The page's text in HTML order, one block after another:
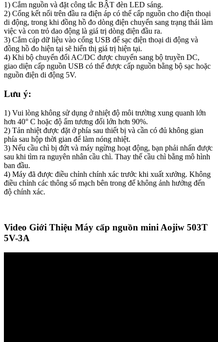
1) Cắm nguồn và đặt công tắc BẬT đèn LED sáng.
2) Cổng kết nối trên đầu ra điện áp có thể cấp nguồn cho điện thoại
di động, trong khi đồng hồ đo dòng điện chuyển sang trạng thái làm
việc và con trỏ dao động là giá trị dòng điện đầu ra.
3) Cắm cáp dữ liệu vào cổng USB để sạc điện thoại di động và
đồng hồ đo hiện tại sẽ hiển thị giá trị hiện tại.
4) Khi bộ chuyển đổi AC/DC được chuyển sang bộ truyền DC,
giao diện cấp nguồn USB có thể được cấp nguồn bằng bộ sạc hoặc
nguồn điện di động 5V.
Lưu ý:
1) Vui lòng không sử dụng ở nhiệt độ môi trường xung quanh lớn
hơn 40° C hoặc độ ẩm tương đối lớn hơn 90%.
2) Tản nhiệt được đặt ở phía sau thiết bị và cần có đủ không gian
phía sau hộp thời gian để làm nóng nhiệt.
3) Nếu cầu chì bị đứt và máy ngừng hoạt động, bạn phải nhấn được
sau khi tìm ra nguyên nhân cầu chì. Thay thế cầu chì bằng mô hình
ban đầu.
4) Máy đã được điều chỉnh chính xác trước khi xuất xưởng. Không
điều chỉnh các thông số mạch bên trong để không ảnh hưởng đến
độ chính xác.
Video Giới Thiệu Máy cấp nguồn mini Aojiw 503T
5V-3A